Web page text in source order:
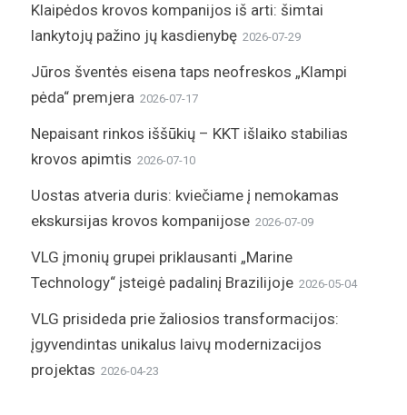
Klaipėdos krovos kompanijos iš arti: šimtai
lankytojų pažino jų kasdienybę 2026-07-29
Jūros šventės eisena taps neofreskos „Klampi
pėda“ premjera 2026-07-17
Nepaisant rinkos iššūkių – KKT išlaiko stabilias
krovos apimtis 2026-07-10
Uostas atveria duris: kviečiame į nemokamas
ekskursijas krovos kompanijose 2026-07-09
VLG įmonių grupei priklausanti „Marine
Technology“ įsteigė padalinį Brazilijoje 2026-05-04
VLG prisideda prie žaliosios transformacijos:
įgyvendintas unikalus laivų modernizacijos
projektas 2026-04-23